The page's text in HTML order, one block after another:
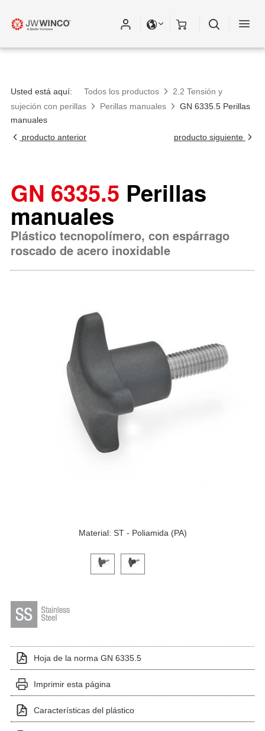
Usted está aquí: Todos los productos
2.2 Tensión y
sujeción con perillas
Perillas manuales
GN 6335.5 Perillas
manuales
producto anterior
producto siguiente
GN 6335.5 Perillas
manuales
Plástico tecnopolímero, con espárrago
roscado de acero inoxidable
Material: ST - Poliamida (PA)
Haga clic en una imagen de variante para verla
Hoja de la norma GN 6335.5
Imprimir esta página
Características del plástico